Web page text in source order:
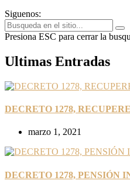
Siguenos:
Presiona ESC para cerrar la
Ultimas Entradas
DECRETO 1278,
marzo 1, 2021
DECRETO 1278, PENSIÓN